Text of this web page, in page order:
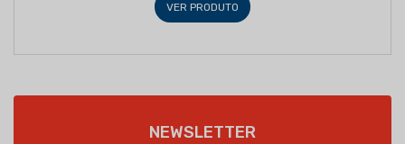
VER PRODUTO
NEWSLETTER